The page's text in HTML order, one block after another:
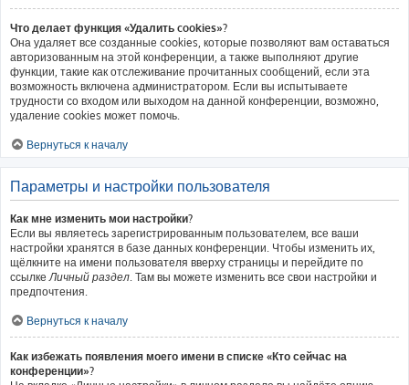
Что делает функция «Удалить cookies»?
Она удаляет все созданные cookies, которые позволяют вам оставаться
авторизованным на этой конференции, а также выполняют другие
функции, такие как отслеживание прочитанных сообщений, если эта
возможность включена администратором. Если вы испытываете
трудности со входом или выходом на данной конференции, возможно,
удаление cookies может помочь.
Вернуться к началу
Параметры и настройки пользователя
Как мне изменить мои настройки?
Если вы являетесь зарегистрированным пользователем, все ваши
настройки хранятся в базе данных конференции. Чтобы изменить их,
щёлкните на имени пользователя вверху страницы и перейдите по
ссылкеЛичный раздел. Там вы можете изменить все свои настройки и
предпочтения.
Вернуться к началу
Как избежать появления моего имени в списке «Кто сейчас на
конференции»?